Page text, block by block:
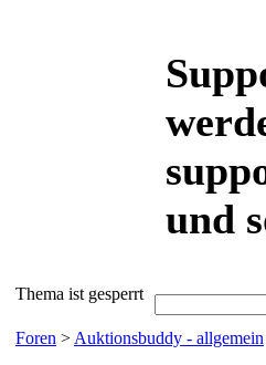
und
Thema ist gesperrt
Foren > Auktionsbuddy - allgemein